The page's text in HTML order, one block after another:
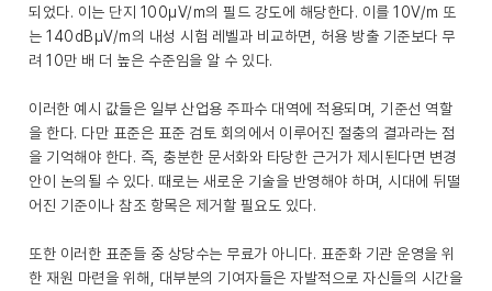
되었다. 이는 단지 100μV/m의 필드 강도에 해당한다. 이를 10V/m 또
는 140dBμV/m의 내성 시험 레벨과 비교하면, 허용 방출 기준보다 무
려 10만 배 더 높은 수준임을 알 수 있다.
이러한 예시 값들은 일부 산업용 주파수 대역에 적용되며, 기준선 역할
을 한다. 다만 표준은 표준 검토 회의에서 이루어진 절충의 결과라는 점
을 기억해야 한다. 즉, 충분한 문서화와 타당한 근거가 제시된다면 변경
안이 논의될 수 있다. 때로는 새로운 기술을 반영해야 하며, 시대에 뒤떨
어진 기준이나 참조 항목은 제거할 필요도 있다.
또한 이러한 표준들 중 상당수는 무료가 아니다. 표준화 기관 운영을 위
한 재원 마련을 위해, 대부분의 기여자들은 자발적으로 자신들의 시간을